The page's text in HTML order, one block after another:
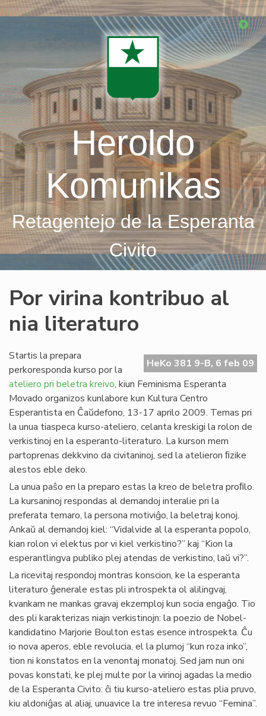
Skip
Heroldo
Komunikas
Retagentejo de la Esperanta
Civito
Por virina kontribuo al
nia literaturo
HeKo 381 9-B, 6 feb 09
Startis la prepara
perkoresponda kurso por la
ateliero pri beletra kreivo, kiun Feminisma Esperanta
Movado organizos kunlabore kun Kultura Centro
Esperantista en Ĉaŭdefono, 13-17 aprilo 2009. Temas pri
la unua tiaspeca kurso-ateliero, celanta kreskigi la rolon de
verkistinoj en la esperanto-literaturo. La kurson mem
partoprenas dekkvino da civitaninoj, sed la atelieron ﬁzike
alestos eble deko.
La unua paŝo en la preparo estas la kreo de beletra proﬁlo.
La kursaninoj respondas al demandoj interalie pri la
preferata temaro, la persona motiviĝo, la beletraj konoj.
Ankaŭ al demandoj kiel: “Vidalvide al la esperanta popolo,
kian rolon vi elektus por vi kiel verkistino?” kaj “Kion la
esperantlingva publiko plej atendas de verkistino, laŭ vi?”.
La ricevitaj respondoj montras konscion, ke la esperanta
literaturo ĝenerale estas pli introspekta ol alilingvaj,
kvankam ne mankas gravaj ekzemploj kun socia engaĝo. Tio
des pli karakterizas niajn verkistinojn: la poezio de Nobel-
kandidatino Marjorie Boulton estas esence introspekta. Ĉu
io nova aperos, eble revolucia, el la plumoj “kun roza inko”,
tion ni konstatos en la venontaj monatoj. Sed jam nun oni
povas konstati, ke plej multe por la virinoj agadas la medio
de la Esperanta Civito: ĉi tiu kurso-ateliero estas plia pruvo,
kiu aldoniĝas al aliaj, unuavice la tre interesa revuo “Femina”.